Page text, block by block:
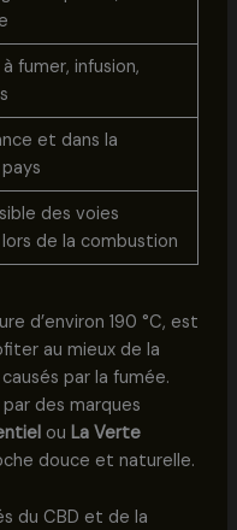
fumer, infusion,
et dans la
des voies
de la combustion
d’environ 190 °C, est
au mieux de la
par la fumée.
des marques
ou La Verte
douce et naturelle.
du CBD et de la